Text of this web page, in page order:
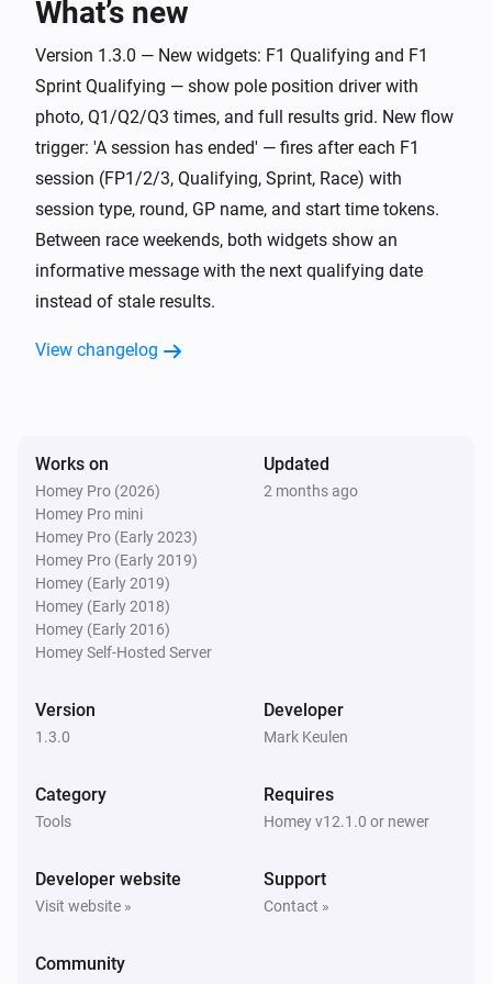
De app werkt per seizoen en haalt automatisch het
actuele jaar op via de API. Nieuwe kalender? Geen
Sprint qualifying starts in
F1 Tracker Pro
Sprint qualifying starts now
F1 Tracker Pro
Sprint starts in Unit
Sprint starts now
And...
F1 Tracker Pro
This week is a race weekend
F1 Tracker Pro
The race starts in
F1 Tracker Pro
There is a race today
There is a session within X Unit
F1 Tracker Pro
Then...
Force refresh F1 schedule
What’s new
Version 1.3.0 — New widgets: F1 Qualifying and F1
Sprint Qualifying — show pole position driver with
photo, Q1/Q2/Q3 times, and full results grid. New flow
trigger: 'A session has ended' — fires after each F1
session (FP1/2/3, Qualifying, Sprint, Race) with
session type, round, GP name, and start time tokens.
Between race weekends, both widgets show an
informative message with the next qualifying date
instead of stale results.
View changelog
Works on
Homey Pro (2026)
Homey Pro mini
Homey Pro (Early 2023)
Homey Pro (Early 2019)
Homey (Early 2019)
Homey (Early 2018)
Homey (Early 2016)
Homey Self-Hosted Server
Updated
2 months ago
Version
1.3.0
Developer
Mark Keulen
Category
Tools
Requires
Homey v12.1.0 or newer
Developer website
Visit website »
Support
Contact »
Community